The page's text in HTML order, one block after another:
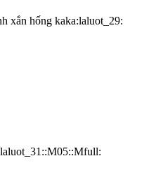
xắn hống kaka:laluot_29: